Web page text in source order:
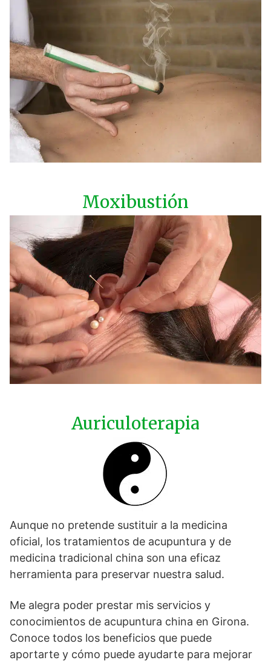
Moxibustión
Auriculoterapia
Aunque no pretende sustituir a la medicina
oficial, los tratamientos de acupuntura y de
medicina tradicional china son una eficaz
herramienta para preservar nuestra salud.
Me alegra poder prestar mis servicios y
conocimientos de acupuntura china en Girona.
Conoce todos los beneficios que puede
aportarte y cómo puede ayudarte para mejorar